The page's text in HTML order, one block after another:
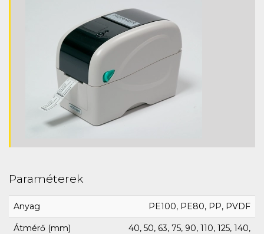
Paraméterek
Anyag PE100, PE80, PP, PVDF
Átmérő (mm)
40, 50, 63, 75, 90, 110, 125, 140,